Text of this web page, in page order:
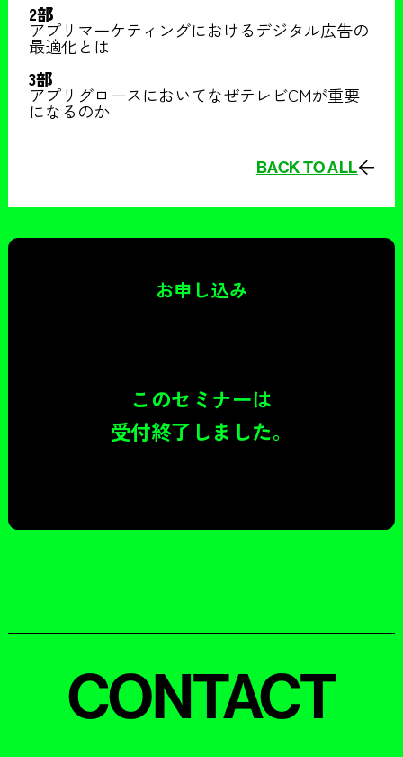
2部
アプリマーケティングにおけるデジタル広告の
最適化とは
3部
アプリグロースにおいてなぜテレビCMが重要
になるのか
BACK TO ALL
お申し込み
このセミナーは
受付終了しました。
CONTACT